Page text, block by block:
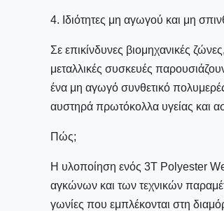
4. Ιδιότητες μη αγωγού και μη
Σε επικίνδυνες βιομηχανικές
μεταλλικές συσκευές
ένα μη αγωγό συνθετικό
αυστηρά πρωτόκολλα υγείας και
Πώς;
Η υλοποίηση ενός 3T Polyester
αγκώνων και των τεχνικών
γωνίες που εμπλέκονται στη